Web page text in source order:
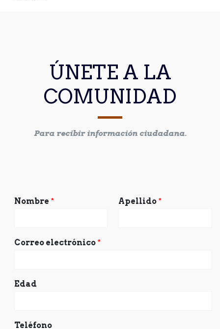
ÚNETE A LA
COMUNIDAD
Para recibir información ciudadana.
Nombre * Apellido *
Correo electrónico *
Edad
Teléfono